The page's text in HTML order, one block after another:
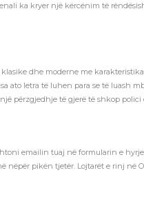
ka kryer një kërcënim të
dhe moderne me
ato letra të luhen para se të luash
përzgjedhje të gjerë të shkop
emailin tuaj në formularin e
pikën tjetër. Lojtarët e rinj në